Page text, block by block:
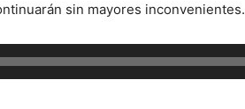
sin mayores inconvenientes.